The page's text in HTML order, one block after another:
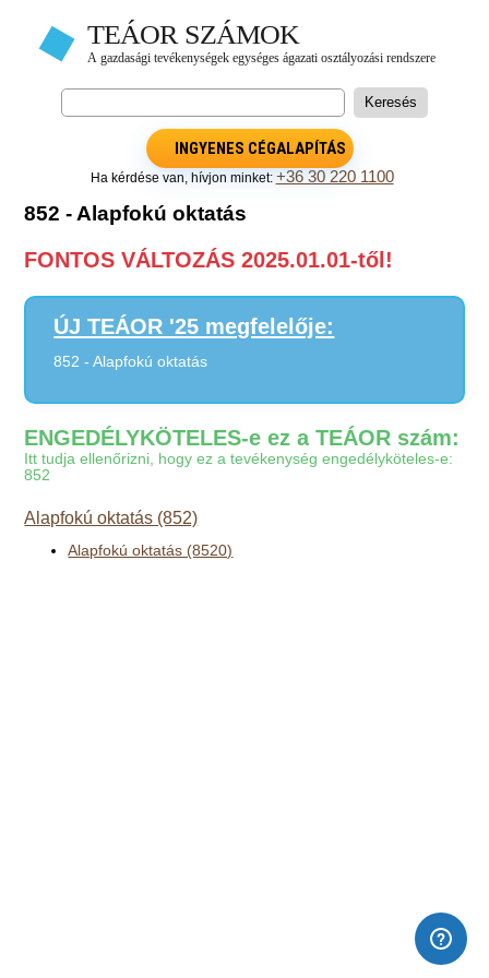
INGYENES CÉGALAPÍTÁS
Ha kérdése van, hívjon minket: +36 30 220 1100
852 - Alapfokú oktatás
FONTOS VÁLTOZÁS 2025.01.01-től!
ÚJ TEÁOR '25 megfelelője:
852 - Alapfokú oktatás
ENGEDÉLYKÖTELES-e ez a TEÁOR szám:
Itt tudja ellenőrizni, hogy ez a tevékenység engedélyköteles-e:
852
Alapfokú oktatás (852)
Alapfokú oktatás (8520)